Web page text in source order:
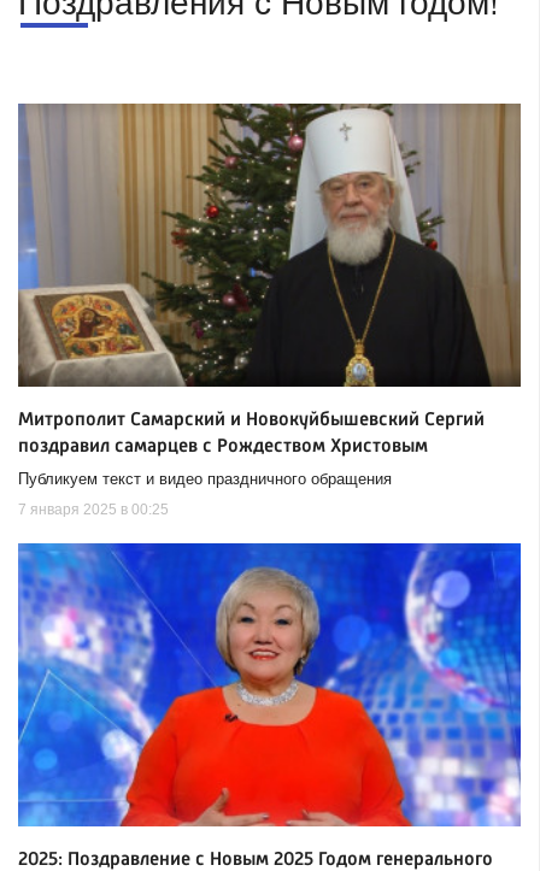
Митрополит Самарский и Новокуйбышевский Сергий
поздравил самарцев с Рождеством Христовым
Публикуем текст и видео праздничного обращения
7 января 2025 в 00:25
2025: Поздравление с Новым 2025 Годом генерального